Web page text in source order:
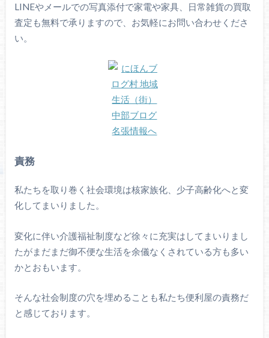
LINEやメールでの写真添付で家電や家具、日常雑貨の買取
査定も無料で承りますので、お気軽にお問い合わせくださ
い。
責務
私たちを取り巻く社会環境は核家族化、少子高齢化へと変
化してまいりました。
変化に伴い介護福祉制度など徐々に充実はしてまいりまし
たがまだまだ御不便な生活を余儀なくされている方も多い
かとおもいます。
そんな社会制度の穴を埋めることも私たち便利屋の責務だ
と感じております。